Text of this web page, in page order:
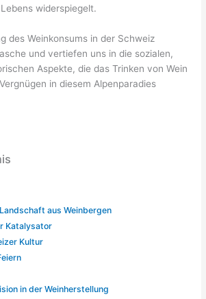
widerspiegelt.
des Weinkonsums in der Schweiz
und vertiefen uns in die sozialen,
Aspekte, die das Trinken von Wein
in diesem Alpenparadies
aus Weinbergen
Katalysator
Kultur
in der Weinherstellung